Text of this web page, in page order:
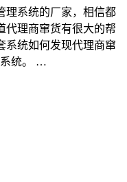
理系统的厂家，相信都
代理商窜货有很大的帮
系统如何发现代理商窜
系统。 …